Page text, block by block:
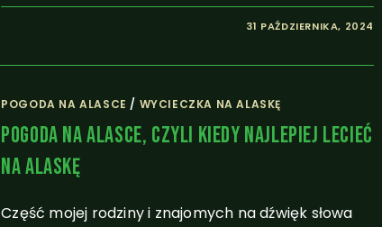
31 PAŹDZIERNIKA, 2024
POGODA NA ALASCE / WYCIECZKA NA ALASKĘ
Pogoda Na Alasce, Czyli Kiedy Najlepiej Lecieć
Na Alaskę
Część mojej rodziny i znajomych na dźwięk słowa